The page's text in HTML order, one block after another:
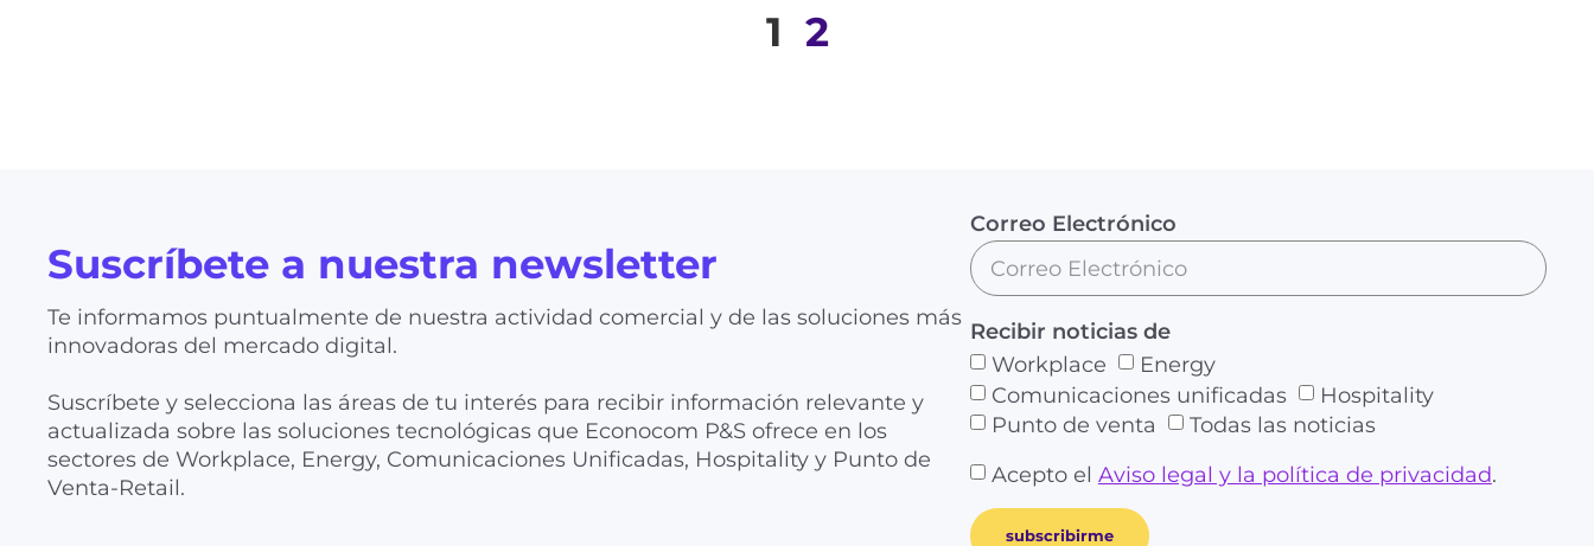
1 2
Suscríbete a nuestra newsletter
Te informamos puntualmente de nuestra actividad comercial y de las soluciones más
innovadoras del mercado digital.
Suscríbete y selecciona las áreas de tu interés para recibir información relevante y
actualizada sobre las soluciones tecnológicas que Econocom P&S ofrece en los
sectores de Workplace, Energy, Comunicaciones Unificadas, Hospitality y Punto de
Venta-Retail.
Correo Electrónico
Recibir noticias de
Workplace
Energy
Comunicaciones unificadas
Hospitality
Punto de venta
Todas las noticias
Acepto el Aviso legal y la política de privacidad.
subscribirme